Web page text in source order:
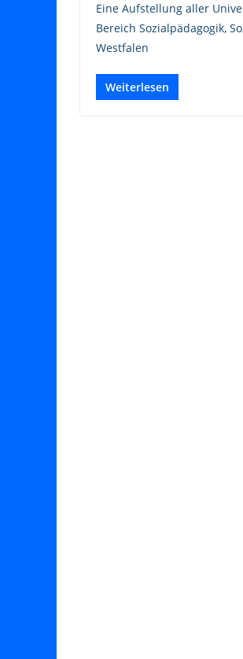
Eine Aufstellung aller
Bereich Sozialpädagogik,
Westfalen
Weiterlesen